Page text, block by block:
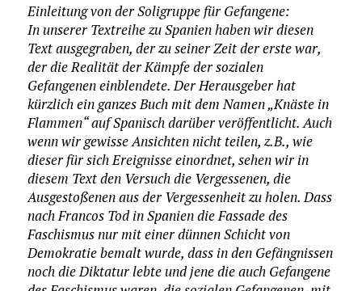
Einleitung von der Soligruppe für Gefangene:
In unserer Textreihe zu Spanien haben wir diesen
Text ausgegraben, der zu seiner Zeit der erste war,
der die Realität der Kämpfe der sozialen
Gefangenen einblendete. Der Herausgeber hat
kürzlich ein ganzes Buch mit dem Namen „Knäste in
Flammen“ auf Spanisch darüber veröffentlicht. Auch
wenn wir gewisse Ansichten nicht teilen, z.B., wie
dieser für sich Ereignisse einordnet, sehen wir in
diesem Text den Versuch die Vergessenen, die
Ausgestoßenen aus der Vergessenheit zu holen. Dass
nach Francos Tod in Spanien die Fassade des
Faschismus nur mit einer dünnen Schicht von
Demokratie bemalt wurde, dass in den Gefängnissen
noch die Diktatur lebte und jene die auch Gefangene